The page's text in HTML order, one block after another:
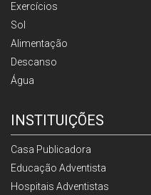
Exercícios
Sol
Alimentação
Descanso
Água
INSTITUIÇÕES
Casa Publicadora
Educação Adventista
Hospitais Adventistas